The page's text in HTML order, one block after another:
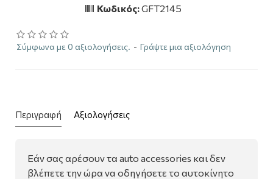
Σύμφωνα με 0 αξιολογήσεις. - Γράψτε μια αξιολόγηση
Κωδικός:GFT2145
Περιγραφή Αξιολογήσεις
Εάν σας αρέσουν τα auto accessories και δεν
βλέπετε την ώρα να οδηγήσετε το αυτοκίνητο